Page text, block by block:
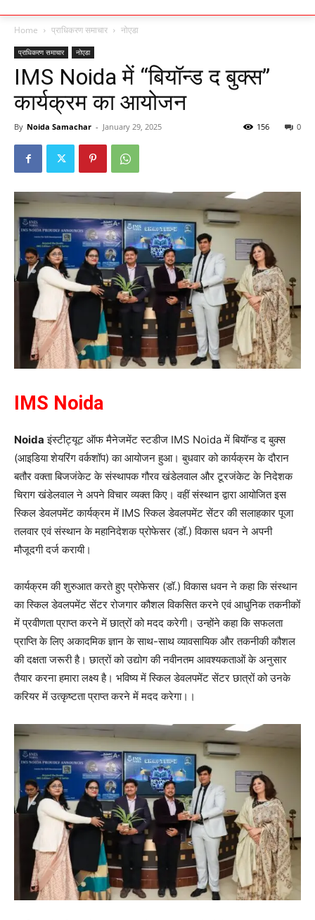
Home प्राधिकरण समाचार नोएडा
प्राधिकरण समाचार नोएडा
IMS Noida में “बियॉन्ड द बुक्स”
कार्यक्रम का आयोजन
By Noida Samachar - January 29, 2025 0
156
IMS Noida
Noida इंस्टीट्यूट ऑफ मैनेजमेंट स्टडीज IMS Noida में बियॉन्ड द बुक्स
(आइडिया शेयरिंग वर्कशॉप) का आयोजन हुआ। बुधवार को कार्यक्रम के दौरान
बतौर वक्ता बिजजंकेट के संस्थापक गौरव खंडेलवाल और टूरजंकेट के निदेशक
चिराग खंडेलवाल ने अपने विचार व्यक्त किए। वहीं संस्थान द्वारा आयोजित इस
स्किल डेवलपमेंट कार्यक्रम में IMS स्किल डेवलपमेंट सेंटर की सलाहकार पूजा
तलवार एवं संस्थान के महानिदेशक प्रोफेसर (डॉ.) विकास धवन ने अपनी
मौजूदगी दर्ज करायी।
कार्यक्रम की शुरुआत करते हुए प्रोफेसर (डॉ.) विकास धवन ने कहा कि संस्थान
का स्किल डेवलपमेंट सेंटर रोजगार कौशल विकसित करने एवं आधुनिक तकनीकों
में प्रवीणता प्राप्त करने में छात्रों को मदद करेगी। उन्होंने कहा कि सफलता
प्राप्ति के लिए अकादमिक ज्ञान के साथ-साथ व्यावसायिक और तकनीकी कौशल
की दक्षता जरूरी है। छात्रों को उद्योग की नवीनतम आवश्यकताओं के अनुसार
तैयार करना हमारा लक्ष्य है। भविष्य में स्किल डेवलपमेंट सेंटर छात्रों को उनके
करियर में उत्कृष्टता प्राप्त करने में मदद करेगा।।